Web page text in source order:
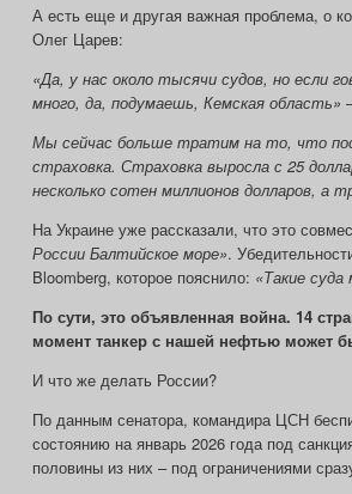
А есть еще и другая важная проблема, о
Олег Царев:
«Да, у нас около тысячи судов, но если
много, да, подумаешь, Кемская область»
Мы сейчас больше тратим на то, что
страховка. Страховка выросла с 25
несколько сотен миллионов долларов, а
На Украине уже рассказали, что это
России Балтийское море».
Bloomberg, которое пояснило: «Такие
По сути, это объявленная война. 14
момент танкер с нашей нефтью может
И что же делать России?
По данным сенатора, командира ЦСН
состоянию на январь 2026 года под
половины из них – под ограничениями